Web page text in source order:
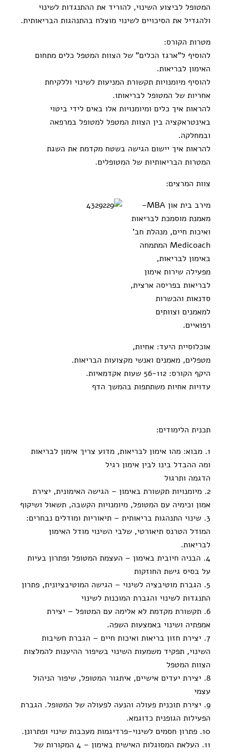
המטופל לביצוע השינוי, להוריד את ההתנגדות לשינוי
ולהגדיל את הסיכויים לשינוי מוצלח בהתנהגות הבריאותית.
מטרות הקורס:
להוסיף ל"ארגז הכלים" של הצוות המטפל כלים מתחום
האימון לבריאות.
להוסיף מיומנויות תקשורת המניעות לשינוי וללקיחת
אחריות של המטופל לבריאותו.
להראות איך כלים ומיומנויות אלו באים לידי ביטוי
באינטראקציה בין הצוות המטפל למטופל במרפאה
ובמחלקה.
להראות איך יישום הגישה בשטח מקדמת את השגת
המטרות הבריאותיות של המטופלים.
צוות המרצים:
מירב בית און MBA–
מאמנת מוסמכת לבריאות
ואיכות חיים, מנהלת חב'
Medicoach המתמחה
באימון לבריאות,
מפעילה שירות אימון
לבריאות בפריסה ארצית,
סדנאות והכשרות
למאמנים וצוותים
רפואיים.
אוכלוסיית היעד: אחיות,
מטפלים, מאמנים ואנשי מקצועות הבריאות.
היקף הקורס: 56-112 שעות אקדמאיות.
עדויות אחיות משתתפות בהמשך הדף
תכנית הלימודים:
1. מבוא: מהו אימון לבריאות, מדוע צריך אימון לבריאות
ומה ההבדל בינו לבין אימון רגיל
הדגמה ותרגול
2. מיומנויות תקשורת באימון – הגישה האימונית, יצירת
אמון וכימיה עם המטופל, מיומנויות הקשבה, תשאול ושיקוף
3. שינוי התנהגות בריאותית – תיאוריות ומודלים נבחרים:
המודל הטרנס תיאורטי, שלבי השינוי מודל האימון
לבריאות.
4. הבניה חיובית באימון – העצמת המטופל ופתרון בעיות
על בסיס גישת החוזקות
5. הגברת מוטיבציה לשינוי – הגישה המוטיבציונית, פתרון
התנגדות לשינוי והגברת המוכנות לשינוי
6. תקשורת מקדמת לא אלימה עם המטופל – יצירת
אמפתיה ושינוי באמצעות השפה.
7. יצירת חזון בריאות ואיכות חיים – הגברת חשיבות
השינוי, תפקיד משמעות השינוי בשיפור ההיענות להמלצות
הצוות המטפל
8. יצירת יעדים אישיים, איתגור המטופל, שיפור הניהול
עצמי
9. יצירת תוכנית פעולה והנעה לפעולה של המטופל. הגברת
הפעילות הגופנית כדוגמא.
10. פתרון חסמים לשינוי-פרדיגמות מעכבות שינוי ופתרונן.
11. העלאת המסוגלות האישית באימון – 4 המקורות של